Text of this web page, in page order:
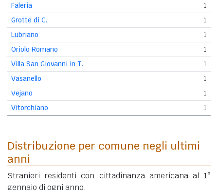
Faleria
1
Grotte di C.
1
Lubriano
1
Oriolo Romano
1
Villa San Giovanni in T.
1
Vasanello
1
Vejano
1
Vitorchiano
1
Distribuzione per comune negli ultimi
anni
Stranieri residenti con cittadinanza americana al 1°
gennaio di ogni anno.